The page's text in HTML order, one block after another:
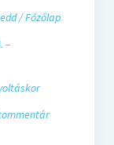
/ Főzőlap
–